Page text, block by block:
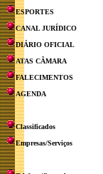
ESPORTES
CANAL JURÍDICO
DIÁRIO OFICIAL
ATAS CÂMARA
FALECIMENTOS
AGENDA
Classificados
Empresas/Serviços